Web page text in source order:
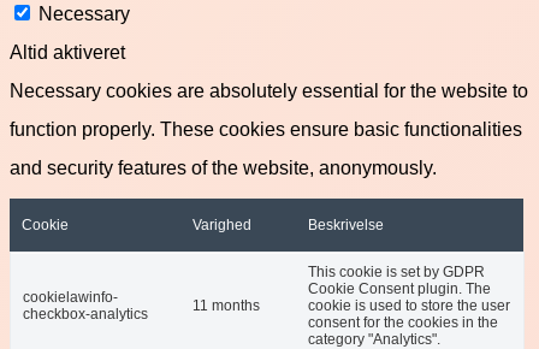
Necessary
Altid aktiveret
Necessary cookies are absolutely essential for the website to
function properly. These cookies ensure basic functionalities
and security features of the website, anonymously.
Cookie Varighed Beskrivelse
cookielawinfo-
checkbox-analytics
11 months
This cookie is set by GDPR
Cookie Consent plugin. The
cookie is used to store the user
consent for the cookies in the
category "Analytics".